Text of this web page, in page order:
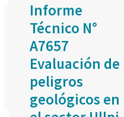
Informe
Técnico N°
A7657
Evaluación de
peligros
geológicos en